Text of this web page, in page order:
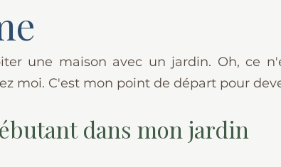
une maison avec un jardin. Oh, ce
moi. C'est mon point de départ pour
dans mon jardin